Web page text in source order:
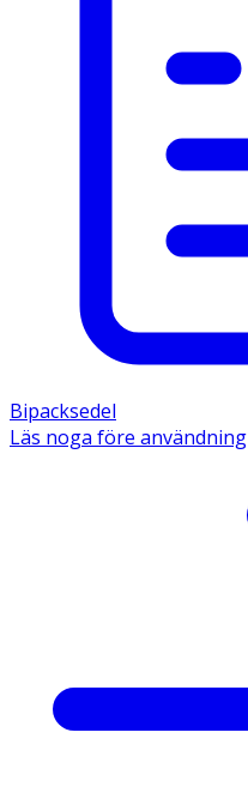
Bipacksedel
Läs noga före användning